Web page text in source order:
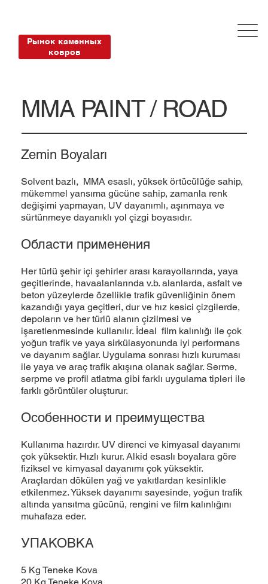
Рынок каменных
ковров
MMA PAINT / ROAD
Zemin Boyaları
Solvent bazlı, MMA esaslı, yüksek örtücülüğe sahip,
mükemmel yansıma gücüne sahip, zamanla renk
değişimi yapmayan, UV dayanımlı, aşınmaya ve
sürtünmeye dayanıklı yol çizgi boyasıdır.
Области применения
Her türlü şehir içi şehirler arası karayollarında, yaya
geçitlerinde, havaalanlarında v.b. alanlarda, asfalt ve
beton yüzeylerde özellikle trafik güvenliğinin önem
kazandığı yaya geçitleri, dur ve hız kesici çizgilerde,
depoların ve her türlü alanın çizilmesi ve
işaretlenmesinde kullanılır. İdeal film kalınlığı ile çok
yoğun trafik ve yaya sirkülasyonunda iyi performans
ve dayanım sağlar. Uygulama sonrası hızlı kuruması
ile yaya ve araç trafik akışına olanak sağlar. Serme,
serpme ve profil atlatma gibi farklı uygulama tipleri ile
farklı görüntüler oluşturur.
Особенности и преимущества
Kullanıma hazırdır. UV direnci ve kimyasal dayanımı
çok yüksektir. Hızlı kurur. Alkid esaslı boyalara göre
fiziksel ve kimyasal dayanımı çok yüksektir.
Araçlardan dökülen yağ ve yakıtlardan kesinlikle
etkilenmez. Yüksek dayanımı sayesinde, yoğun trafik
altında yansıtma gücünü, rengini ve film kalınlığını
muhafaza eder.
УПАКОВКА
5 Kg Teneke Kova